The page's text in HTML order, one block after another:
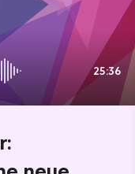
25:36